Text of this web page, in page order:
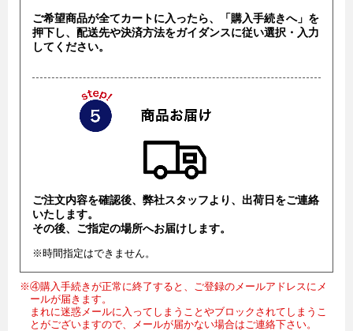
ご希望商品が全てカートに入ったら、「購入手続きへ」を
押下し、配送先や決済方法をガイダンスに従い選択・入力
してください。
ご注文内容を確認後、弊社スタッフより、出荷日をご連絡
いたします。
その後、ご指定の場所へお届けします。
※時間指定はできません。
※④購入手続きが正常に終了すると、ご登録のメールアドレスにメ
ールが届きます。
まれに迷惑メールに入ってしまうことやブロックされてしまうこ
とがございますので、メールが届かない場合はご連絡下さい。